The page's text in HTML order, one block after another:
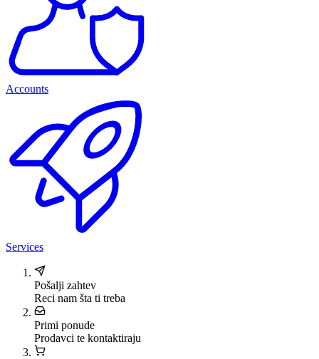
Accounts
Services
Pošalji zahtev
Reci nam šta ti treba
Primi ponude
Prodavci te kontaktiraju